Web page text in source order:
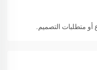
متطلبات التصميم.